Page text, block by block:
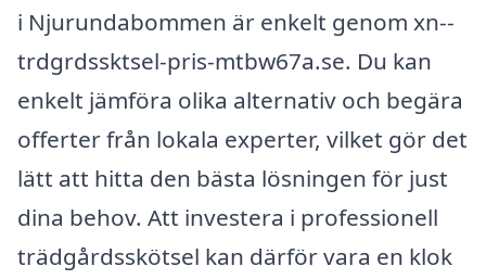
i Njurundabommen är enkelt genom xn--
trdgrdssktsel-pris-mtbw67a.se. Du kan
enkelt jämföra olika alternativ och begära
offerter från lokala experter, vilket gör det
lätt att hitta den bästa lösningen för just
dina behov. Att investera i professionell
trädgårdsskötsel kan därför vara en klok